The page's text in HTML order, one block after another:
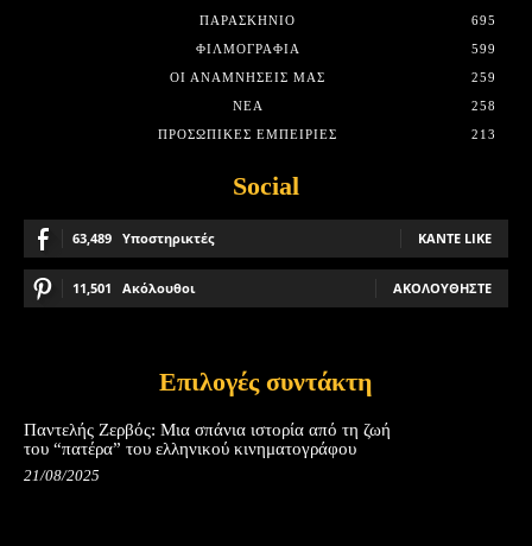
ΠΑΡΑΣΚΉΝΙΟ
695
ΦΙΛΜΟΓΡΑΦΊΑ
599
ΟΙ ΑΝΑΜΝΉΣΕΙΣ ΜΑΣ
259
ΝΈΑ
258
ΠΡΟΣΩΠΙΚΈΣ ΕΜΠΕΙΡΊΕΣ
213
Social
63,489 Υποστηρικτές ΚΆΝΤΕ LIKE
11,501 Ακόλουθοι ΑΚΟΛΟΥΘΉΣΤΕ
Επιλογές συντάκτη
Παντελής Ζερβός: Μια σπάνια ιστορία από τη ζωή
του “πατέρα” του ελληνικού κινηματογράφου
21/08/2025